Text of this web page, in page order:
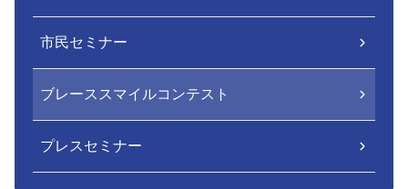
市民セミナー
ブレーススマイルコンテスト
プレスセミナー